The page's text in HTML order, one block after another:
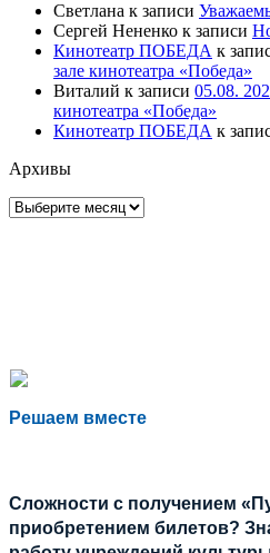
Светлана к записи
Сергей Нененко к записи
Кинотеатр ПОБЕДА к
зале кинотеатра «Победа»
Виталий к записи 05.08.
кинотеатра «Победа»
Кинотеатр ПОБЕДА к
Архивы
Архивы
Решаем вместе
Сложности с получением
приобретением билетов?